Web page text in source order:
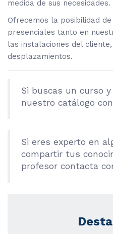
medida de sus necesidades.
Ofrecemos la posibilidad
presenciales tanto en
las instalaciones del
desplazamientos.
Si buscas un curso
nuestro catálogo
Si eres experto en
compartir tus
profesor contacta